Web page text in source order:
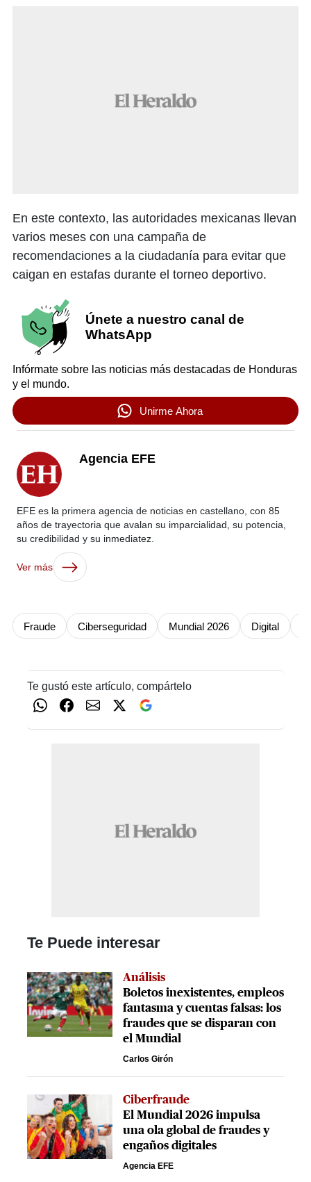
En este contexto, las autoridades mexicanas llevan
varios meses con una campaña de
recomendaciones a la ciudadanía para evitar que
caigan en estafas durante el torneo deportivo.
Únete a nuestro canal de
WhatsApp
Infórmate sobre las noticias más destacadas de Honduras
y el mundo.
Unirme Ahora
Agencia EFE
EFE es la primera agencia de noticias en castellano, con 85
años de trayectoria que avalan su imparcialidad, su potencia,
su credibilidad y su inmediatez.
Ver más
Fraude Ciberseguridad Mundial 2026 Digital
Te gustó este artículo, compártelo
Te Puede interesar
Análisis
Boletos inexistentes, empleos
fantasma y cuentas falsas: los
fraudes que se disparan con
el Mundial
Carlos Girón
Ciberfraude
El Mundial 2026 impulsa
una ola global de fraudes y
engaños digitales
Agencia EFE